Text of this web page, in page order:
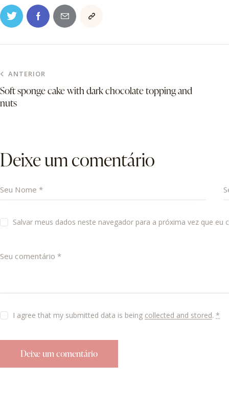
ANTERIOR
Soft sponge cake with dark chocolate topping and
nuts
Deixe um comentário
Salvar meus dados neste navegador para a próxima vez que eu
I agree that my submitted data is being collected and stored.*